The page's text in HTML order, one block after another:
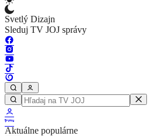
Svetlý Dizajn
Sleduj TV JOJ správy
Aktuálne populárne